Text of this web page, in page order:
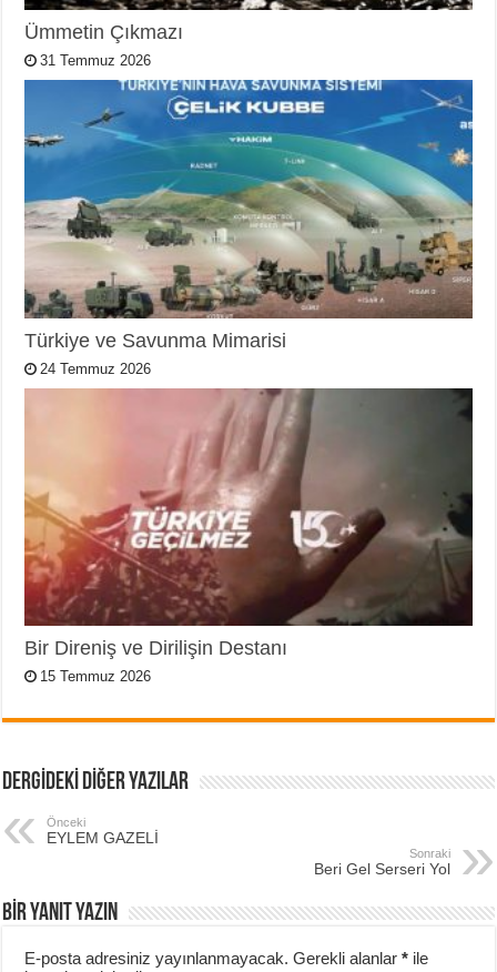
Ümmetin Çıkmazı
31 Temmuz 2026
Türkiye ve Savunma Mimarisi
24 Temmuz 2026
Bir Direniş ve Dirilişin Destanı
15 Temmuz 2026
DERGİDEKİ DİĞER YAZILAR
Önceki
EYLEM GAZELİ
Sonraki
Beri Gel Serseri Yol
BIR YANIT YAZIN
E-posta adresiniz yayınlanmayacak. Gerekli alanlar* ile